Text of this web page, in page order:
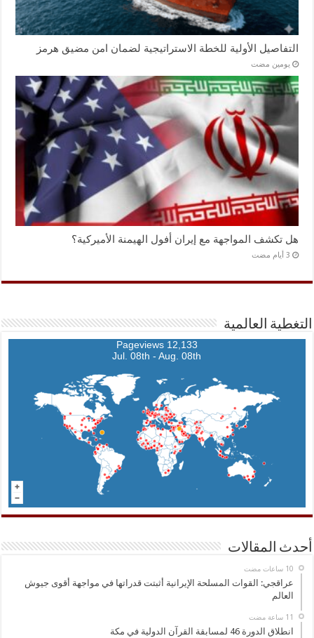
التفاصيل الأولية للخطة الاستراتيجية لضمان امن مضيق هرمز
‏يومين مضت
هل تكشف المواجهة مع إيران أفول الهيمنة الأميركية؟
التغطية العالمية
12,133 Pageviews
Jul. 08th - Aug. 08th
أحدث المقالات
عراقجي: القوات المسلحة الإيرانية أثبتت قدراتها في مواجهة أقوى جيوش
العالم
انطلاق الدورة 46 لمسابقة القرآن الدولية في مكة